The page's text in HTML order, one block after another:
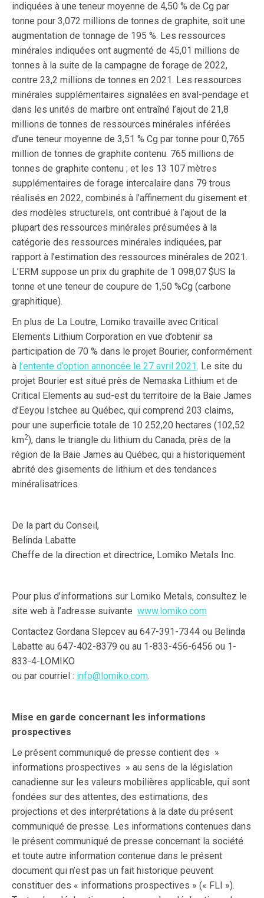
indiquées à une teneur moyenne de 4,50 % de Cg par
tonne pour 3,072 millions de tonnes de graphite, soit une
augmentation de tonnage de 195 %. Les ressources
minérales indiquées ont augmenté de 45,01 millions de
tonnes à la suite de la campagne de forage de 2022,
contre 23,2 millions de tonnes en 2021. Les ressources
minérales supplémentaires signalées en aval-pendage et
dans les unités de marbre ont entraîné l’ajout de 21,8
millions de tonnes de ressources minérales inférées
d’une teneur moyenne de 3,51 % Cg par tonne pour 0,765
million de tonnes de graphite contenu. 765 millions de
tonnes de graphite contenu ; et les 13 107 mètres
supplémentaires de forage intercalaire dans 79 trous
réalisés en 2022, combinés à l’affinement du gisement et
des modèles structurels, ont contribué à l’ajout de la
plupart des ressources minérales présumées à la
catégorie des ressources minérales indiquées, par
rapport à l’estimation des ressources minérales de 2021.
L’ERM suppose un prix du graphite de 1 098,07 $US la
tonne et une teneur de coupure de 1,50 %Cg (carbone
graphitique).
En plus de La Loutre, Lomiko travaille avec Critical
Elements Lithium Corporation en vue d’obtenir sa
participation de 70 % dans le projet Bourier, conformément
à l’entente d’option annoncée le 27 avril 2021. Le site du
projet Bourier est situé près de Nemaska Lithium et de
Critical Elements au sud-est du territoire de la Baie James
d’Eeyou Istchee au Québec, qui comprend 203 claims,
pour une superficie totale de 10 252,20 hectares (102,52
km2), dans le triangle du lithium du Canada, près de la
région de la Baie James au Québec, qui a historiquement
abrité des gisements de lithium et des tendances
minéralisatrices.
De la part du Conseil,
Belinda Labatte
Cheffe de la direction et directrice, Lomiko Metals Inc.
Pour plus d’informations sur Lomiko Metals, consultez le
site web à l’adresse suivante www.lomiko.com
Contactez Gordana Slepcev au 647-391-7344 ou Belinda
Labatte au 647-402-8379 ou au 1-833-456-6456 ou 1-
833-4-LOMIKO
ou par courriel : info@lomiko.com.
Mise en garde concernant les informations
prospectives
Le présent communiqué de presse contient des »
informations prospectives » au sens de la législation
canadienne sur les valeurs mobilières applicable, qui sont
fondées sur des attentes, des estimations, des
projections et des interprétations à la date du présent
communiqué de presse. Les informations contenues dans
le présent communiqué de presse concernant la société
et toute autre information contenue dans le présent
document qui n’est pas un fait historique peuvent
constituer des « informations prospectives » (« FLI »).